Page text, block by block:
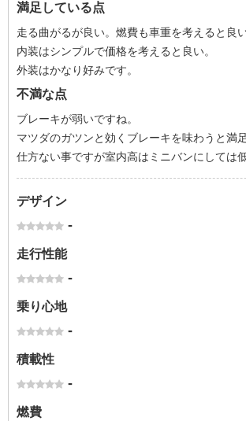
満足している点
走る曲がるが良い。燃費も車重を考えると良い
内装はシンプルで価格を考えると良い。
外装はかなり好みです。
不満な点
ブレーキが弱いですね。
マツダのガツンと効くブレーキを味わうと満
仕方ない事ですが室内高はミニバンにしては
デザイン
-
走行性能
-
乗り心地
-
積載性
-
燃費